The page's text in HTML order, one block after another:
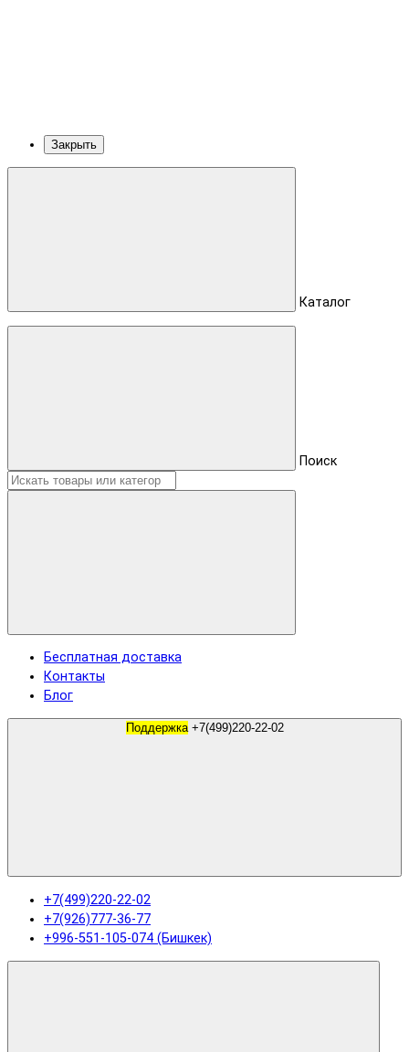
Закрыть
Каталог
Поиск
Бесплатная доставка
Контакты
Блог
Поддержка +7(499)220-22-02
+7(499)220-22-02
+7(926)777-36-77
+996-551-105-074 (Бишкек)